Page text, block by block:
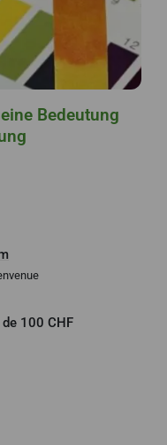
Bedeutung
100 CHF